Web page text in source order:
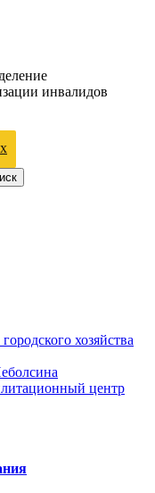
инвалидов
хозяйства
центр